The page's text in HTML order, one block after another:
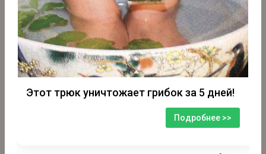
Этот трюк уничтожает грибок за 5 дней!
Подробнее >>